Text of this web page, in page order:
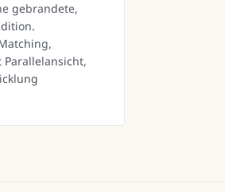
gebrandete,